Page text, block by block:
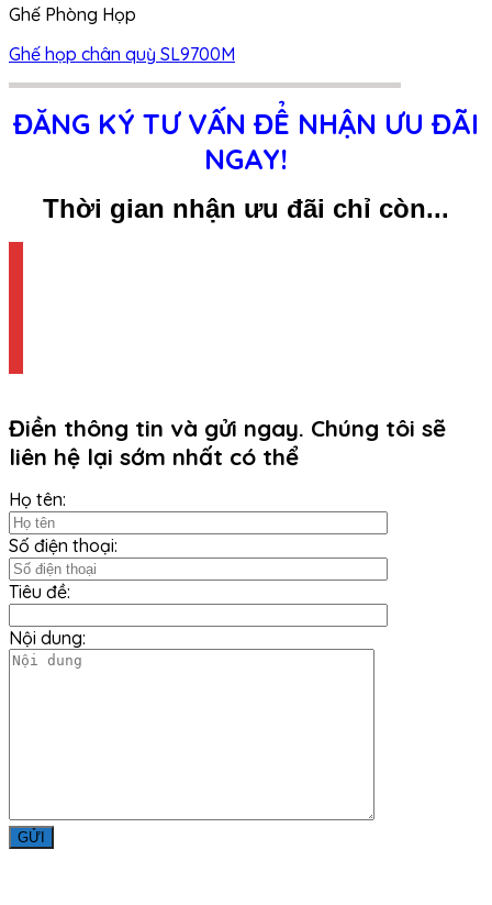
Ghế Phòng Họp
Ghế họp chân quỳ SL9700M
ĐĂNG KÝ TƯ VẤN ĐỂ NHẬN ƯU ĐÃI
NGAY!
Thời gian nhận ưu đãi chỉ còn...
Điền thông tin và gửi ngay. Chúng tôi sẽ
liên hệ lại sớm nhất có thể
Họ tên:
Số điện thoại:
Tiêu đề:
Nội dung: